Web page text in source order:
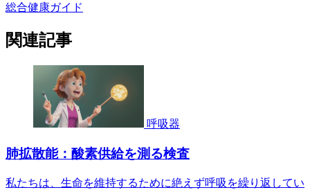
総合健康ガイド
関連記事
呼吸器
肺拡散能：酸素供給を測る検査
私たちは、生命を維持するために絶えず呼吸を繰り返してい